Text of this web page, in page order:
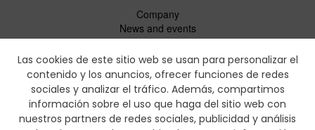
Las cookies de este sitio web se usan para personalizar el
contenido y los anuncios, ofrecer funciones de redes
sociales y analizar el tráfico. Además, compartimos
información sobre el uso que haga del sitio web con
nuestros partners de redes sociales, publicidad y análisis
Company
News and events
Services
Code of Conduct
Social responsability
CbC Report
Downloads